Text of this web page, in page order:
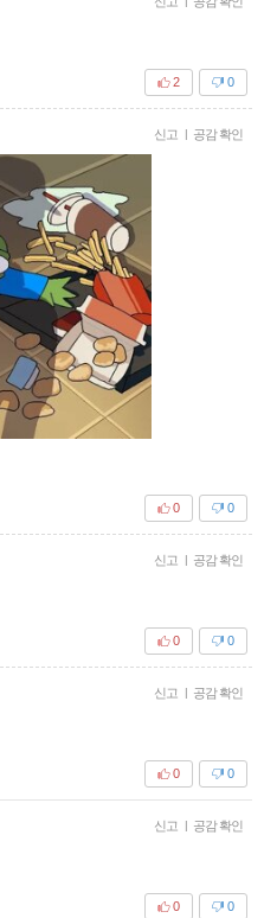
0
2
신고 | 공감 확인
0
0
신고 | 공감 확인
0
0
신고 | 공감 확인
0
0
신고 | 공감 확인
0
0